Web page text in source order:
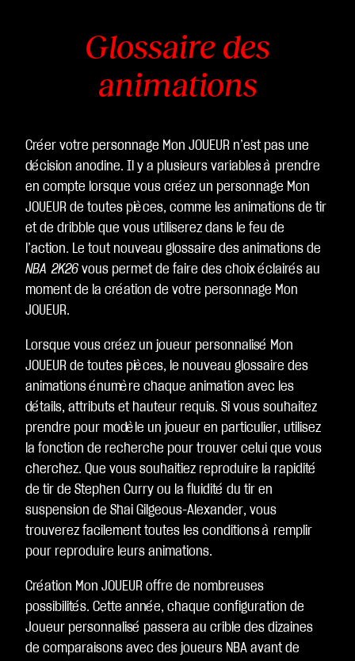
co
nfi
nti
alit
é
de
uT
e
et
le
tra
nsf
ert
de
do
nn
ée
s
s
les
ser
ve
Glossaire des
animations
Créer votre personnage Mon JOUEUR n’est pas une
décision anodine. Il y a plusieurs variables à prendre
en compte lorsque vous créez un personnage Mon
JOUEUR de toutes pièces, comme les animations de tir
et de dribble que vous utiliserez dans le feu de
l’action. Le tout nouveau glossaire des animations de
NBA 2K26 vous permet de faire des choix éclairés au
moment de la création de votre personnage Mon
JOUEUR.
Lorsque vous créez un joueur personnalisé Mon
JOUEUR de toutes pièces, le nouveau glossaire des
animations énumère chaque animation avec les
détails, attributs et hauteur requis. Si vous souhaitez
prendre pour modèle un joueur en particulier, utilisez
la fonction de recherche pour trouver celui que vous
cherchez. Que vous souhaitiez reproduire la rapidité
de tir de Stephen Curry ou la fluidité du tir en
suspension de Shai Gilgeous-Alexander, vous
trouverez facilement toutes les conditions à remplir
pour reproduire leurs animations.
Création Mon JOUEUR offre de nombreuses
possibilités. Cette année, chaque configuration de
Joueur personnalisé passera au crible des dizaines
de comparaisons avec des joueurs NBA avant de